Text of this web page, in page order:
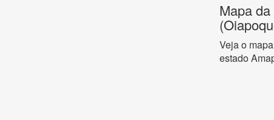
Mapa
Veja o
estado